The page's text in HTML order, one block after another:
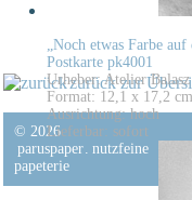
„Noch etwas Farbe
Postkarte pk4001
Urheber: Atelier Balasz
Format: 12,1 x 17,2 cm
Ausrichtung: hoch
Lieferbar: sofort
zurück zur
© 2026
paruspaper. nutzfeine
papeterie